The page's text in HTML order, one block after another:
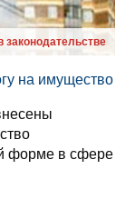
законодательстве
на иму­щес­тво
форме в сфере